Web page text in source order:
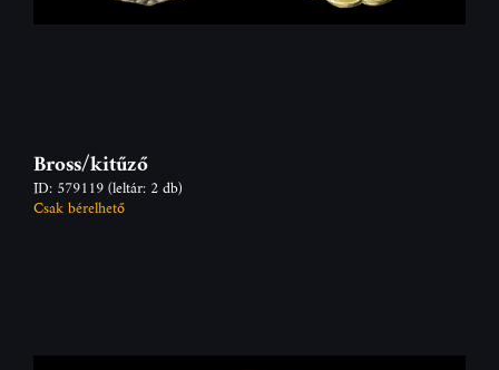
Bross/kitűző
ID: 579119(leltár: 2 db)
Csak bérelhető